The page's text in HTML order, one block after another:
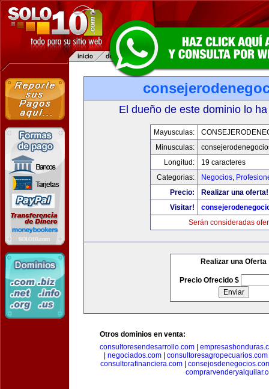
El dueño de este dominio lo
Mayusculas:
Minusculas:
Longitud:
19 caracteres
Categorias:
Negocios,
Precio:
Realizar una oferta!
Visitar!
Serán consideradas
Realizar una Oferta
Precio Ofrecido $
Otros dominios en venta:
consultoresendesarrollo.com
negociados.com consultoresagropecuarios.com
consultorafinanciera.com|